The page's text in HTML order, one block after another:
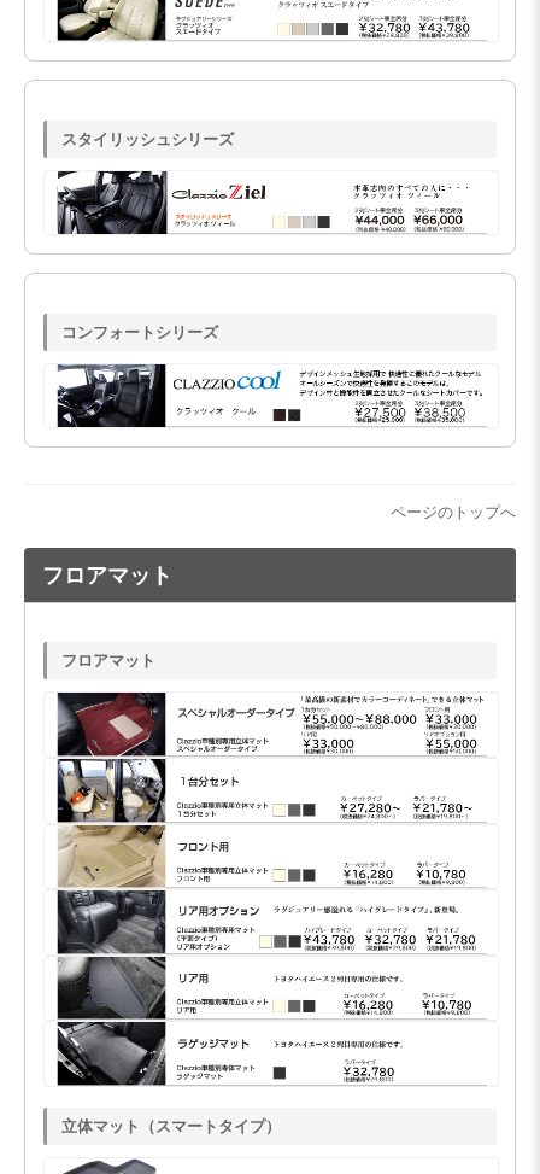
スタイリッシュシリーズ
コンフォートシリーズ
ページのトップへ
フロアマット
フロアマット
立体マット（スマートタイプ）